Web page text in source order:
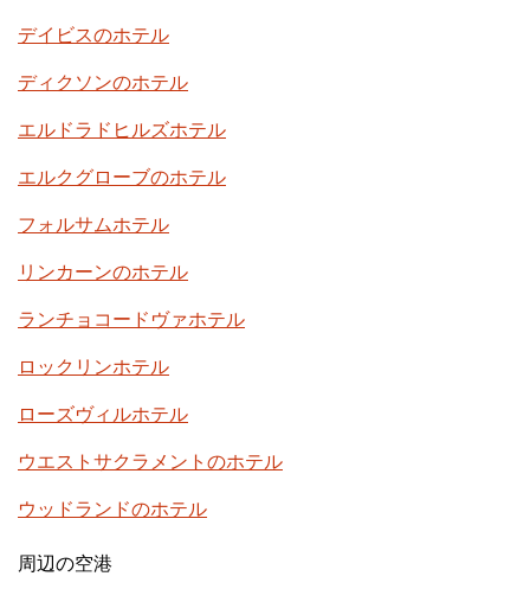
デイビスのホテル
ディクソンのホテル
エルドラドヒルズホテル
エルクグローブのホテル
フォルサムホテル
リンカーンのホテル
ランチョコードヴァホテル
ロックリンホテル
ローズヴィルホテル
ウエストサクラメントのホテル
ウッドランドのホテル
周辺の空港